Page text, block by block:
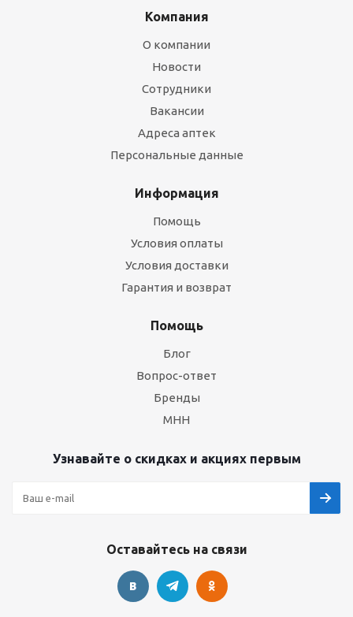
Компания
О компании
Новости
Сотрудники
Вакансии
Адреса аптек
Персональные данные
Информация
Помощь
Условия оплаты
Условия доставки
Гарантия и возврат
Помощь
Блог
Вопрос-ответ
Бренды
МНН
Узнавайте о скидках и акциях первым
Оставайтесь на связи